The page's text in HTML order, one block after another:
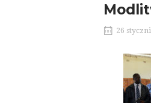
26